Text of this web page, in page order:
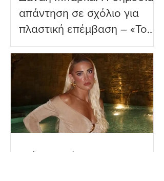
απάντηση σε σχόλιο για
πλαστική επέμβαση – «Το
ωραιότερο σχόλιο που
Ιωάννα Τούνη: Η